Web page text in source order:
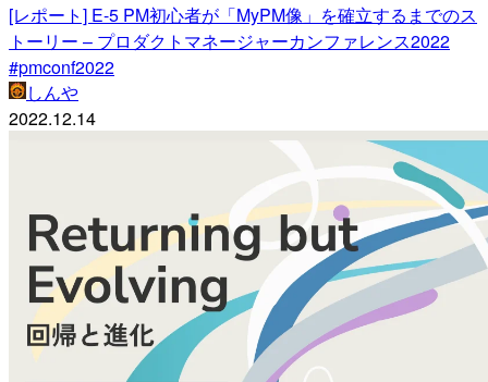
[レポート] E-5 PM初心者が「MyPM像」を確立するまでのス
トーリー – プロダクトマネージャーカンファレンス2022
#pmconf2022
しんや
2022.12.14